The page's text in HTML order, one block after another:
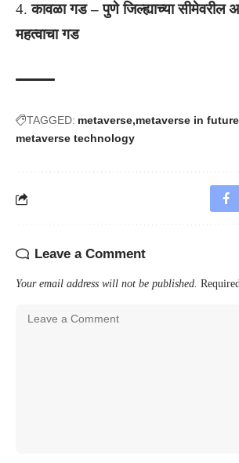
कावळा गड – पुणे जिल्ह्याच्या सीमेवरील
महत्वाचा गड
TAGGED: metaverse metaverse in future
metaverse technology
Leave a Comment
Your email address will not be published.